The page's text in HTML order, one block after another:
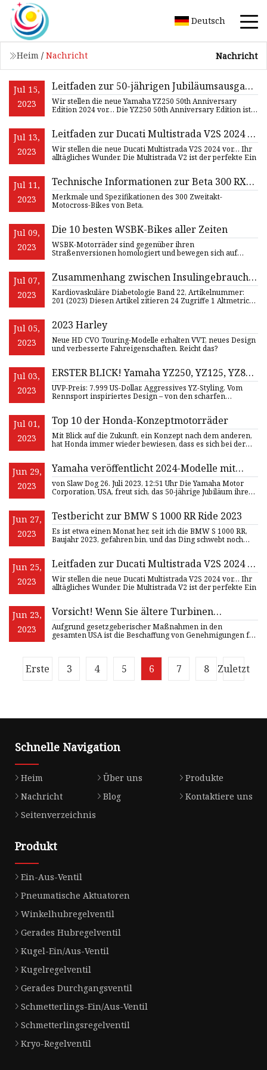
Deutsch
Heim / Nachricht Nachricht
Jul 15,
2023
Leitfaden zur 50-jährigen Jubiläumsausgabe
der Yamaha YZ250 2024 • Total Motorcycle
Wir stellen die neue Yamaha YZ250 50th Anniversary
Edition 2024 vor… Die YZ250 50th Anniversary Edition ist
Jul 13,
2023
Leitfaden zur Ducati Multistrada V2S 2024 •
Total Motorcycle
Wir stellen die neue Ducati Multistrada V2S 2024 vor… Ihr
alltägliches Wunder. Die Multistrada V2 ist der perfekte Ein
Jul 11,
2023
Technische Informationen zur Beta 300 RX
2023
Merkmale und Spezifikationen des 300 Zweitakt-
Motocross-Bikes von Beta.
Jul 09,
2023
Die 10 besten WSBK-Bikes aller Zeiten
WSBK-Motorräder sind gegenüber ihren
Straßenversionen homologiert und bewegen sich auf
Jul 07,
2023
Zusammenhang zwischen Insulingebrauch
und LV-Remodellierung und klinischen
Ergebnissen bei Diabetikern mit
Ejektionsfraktion: beurteilt durch Herz-MRT
Kardiovaskuläre Diabetologie Band 22, Artikelnummer:
201 (2023) Diesen Artikel zitieren 24 Zugriffe 1 Altmetric
Jul 05,
2023
2023 Harley
Neue HD CVO Touring-Modelle erhalten VVT, neues Design
und verbesserte Fahreigenschaften. Reicht das?
Jul 03,
2023
ERSTER BLICK! Yamaha YZ250, YZ125, YZ85
und YZ65 ZWEI
UVP-Preis: 7.999 US-Dollar. Aggressives YZ-Styling. Vom
Rennsport inspiriertes Design – von den scharfen
Jul 01,
2023
Top 10 der Honda-Konzeptmotorräder
Mit Blick auf die Zukunft, ein Konzept nach dem anderen,
hat Honda immer wieder bewiesen, dass es sich bei der
Jun 29,
2023
Yamaha veröffentlicht 2024-Modelle mit
neuer Jubiläumseditionslackierung
von Slaw Dog 26. Juli 2023, 12:51 Uhr Die Yamaha Motor
Corporation, USA, freut sich, das 50-jährige Jubiläum ihrer
Jun 27,
2023
Testbericht zur BMW S 1000 RR Ride 2023
Es ist etwa einen Monat her, seit ich die BMW S 1000 RR,
Baujahr 2023, gefahren bin, und das Ding schwebt noch
Jun 25,
2023
Leitfaden zur Ducati Multistrada V2S 2024 •
Total Motorcycle
Wir stellen die neue Ducati Multistrada V2S 2024 vor… Ihr
alltägliches Wunder. Die Multistrada V2 ist der perfekte Ein
Jun 23,
2023
Vorsicht! Wenn Sie ältere Turbinen
nachrüsten, rüsten Sie die Gasregelventile
auf
Aufgrund gesetzgeberischer Maßnahmen in den
gesamten USA ist die Beschaffung von Genehmigungen für
Erste 3 4 5 6 7 8 Zuletzt
Schnelle Navigation
Heim Über uns
Produkte
Nachricht
Blog
Kontaktiere uns
Seitenverzeichnis
Produkt
Ein-Aus-Ventil
Pneumatische Aktuatoren
Winkelhubregelventil
Gerades Hubregelventil
Kugel-Ein/Aus-Ventil
Kugelregelventil
Gerades Durchgangsventil
Schmetterlings-Ein/Aus-Ventil
Schmetterlingsregelventil
Kryo-Regelventil